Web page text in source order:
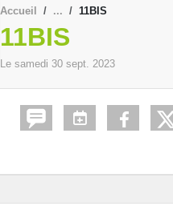
Accueil 11BIS
11BIS
Le samedi 30 sept. 2023